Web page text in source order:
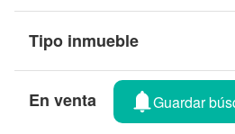
Tipo inmueble
En venta Guardar